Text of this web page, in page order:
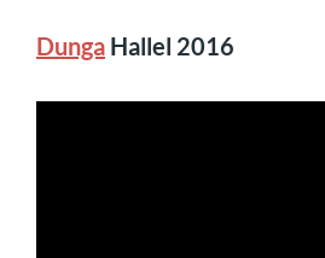
Dunga Hallel 2016